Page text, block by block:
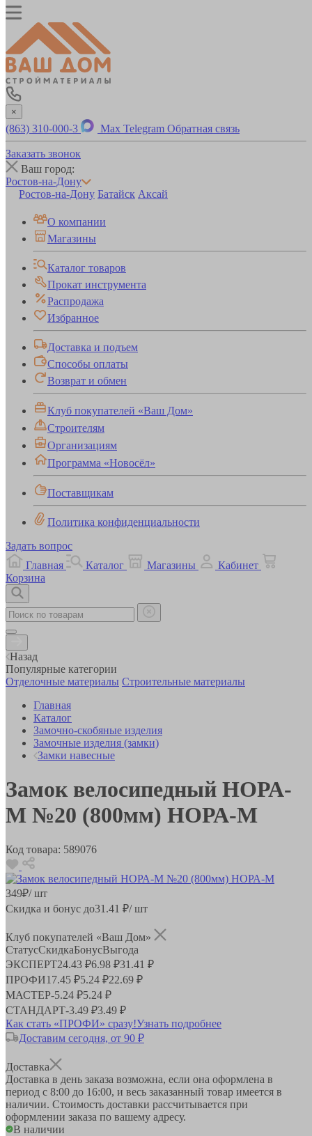
×
(863) 310-000-3 Max Telegram Обратная связь
Заказать звонок
Ваш город:
Ростов-на-Дону
Ростов-на-Дону Батайск Аксай
О компании
Магазины
Каталог товаров
Прокат инструмента
Распродажа
Избранное
Доставка и подъем
Способы оплаты
Возврат и обмен
Клуб покупателей «Ваш Дом»
Строителям
Организациям
Программа «Новосёл»
Поставщикам
Политика конфиденциальности
Задать вопрос
Главная
Каталог Магазины
Кабинет
Корзина
Назад
Популярные категории
Отделочные материалы Строительные материалы
Главная
Каталог
Замочно-скобяные изделия
Замочные изделия (замки)
Замки навесные
Замок велосипедный НОРА-
М №20 (800мм) НОРА-М
Код товара: 589076
349₽/ шт
Скидка и бонус до31.41 ₽/ шт
Клуб покупателей «Ваш Дом»
СтатусСкидкаБонусВыгода
ЭКСПЕРТ24.43 ₽6.98 ₽31.41 ₽
ПРОФИ17.45 ₽5.24 ₽22.69 ₽
МАСТЕР-5.24 ₽5.24 ₽
СТАНДАРТ-3.49 ₽3.49 ₽
Как стать «ПРОФИ» сразу!Узнать подробнее
Доставим сегодня, от 90 ₽
Доставка
Доставка в день заказа возможна, если она оформлена в
период с 8:00 до 16:00, и весь заказанный товар имеется в
наличии. Стоимость доставки рассчитывается при
оформлении заказа по вашему адресу.
В наличии